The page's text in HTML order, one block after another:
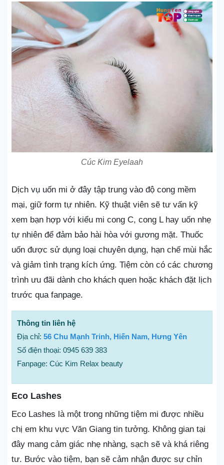
Cúc Kim Eyelaah
Dịch vụ uốn mi ở đây tập trung vào độ cong mềm
mại, giữ form tự nhiên. Kỹ thuật viên sẽ tư vấn kỹ
xem bạn hợp với kiểu mi cong C, cong L hay uốn nhẹ
tự nhiên để đảm bảo hài hòa với gương mặt. Thuốc
uốn được sử dụng loại chuyên dụng, hạn chế mùi hắc
và giảm tình trạng kích ứng. Tiệm còn có các chương
trình ưu đãi dành cho khách quen hoặc khách đặt lịch
trước qua fanpage.
Thông tin liên hệ
Địa chỉ: 56 Chu Mạnh Trinh, Hiến Nam, Hưng Yên
Số điện thoại: 0945 639 383
Fanpage: Cúc Kim Relax beauty
Eco Lashes
Eco Lashes là một trong những tiệm mi được nhiều
chị em khu vực Văn Giang tin tưởng. Không gian tại
đây mang cảm giác nhẹ nhàng, sạch sẽ và khá riêng
tư. Bước vào tiệm, bạn sẽ cảm nhận được sự chỉn